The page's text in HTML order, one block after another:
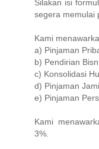
Silakan isi
segera memulai
Kami
a) Pinjaman
b) Pendirian
c) Konsolidasi
d) Pinjaman
e) Pinjaman
Kami
3%.